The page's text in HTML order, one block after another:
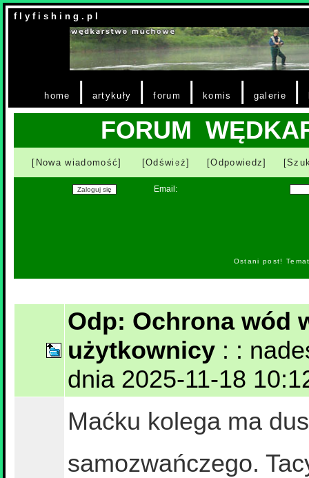
f l y f i s h i n g . p l
home | artykuły |forum | komis | galerie |
FORUM
[Nowa wiadomość] [Odśwież] [Odpowiedz]
Email:
Ostani post!
Odp: Ochrona wód
użytkownicy : :
dnia 2025-11-18
Maćku kolega ma
samozwańczego.